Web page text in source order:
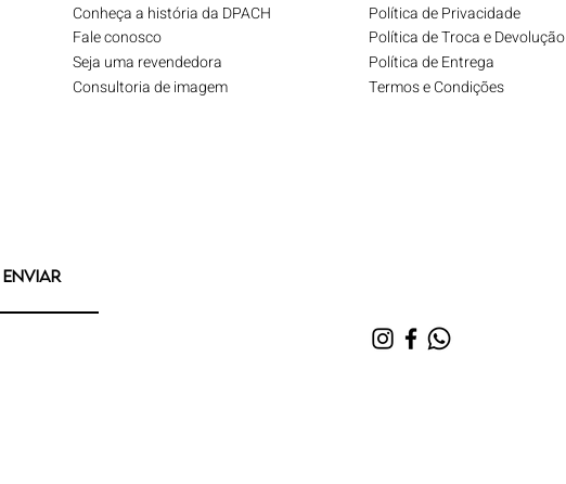
Conheça a história da DPACH
Fale conosco
Seja uma revendedora
Consultoria de imagem
Política de Privacidade
Política de Troca e Devolução
Política de Entrega
Termos e Condições
Enviar